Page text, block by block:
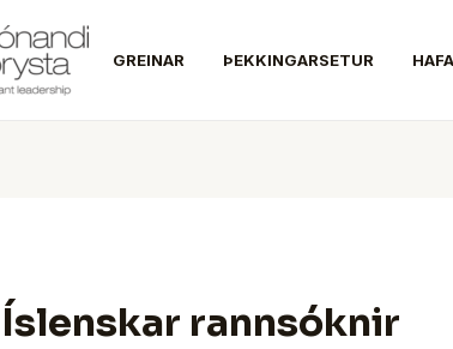
GREINAR ÞEKKINGARSETUR
Íslenskar rannsóknir